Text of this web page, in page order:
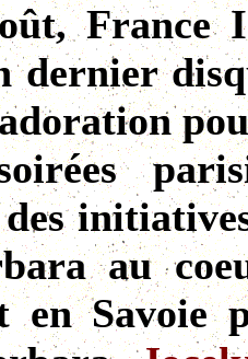
France
dernier
au
en Savoie